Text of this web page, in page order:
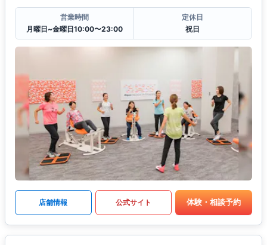
営業時間
月曜日~金曜日10:00〜23:00
定休日
祝日
店舗情報 公式サイト 体験・相談予約